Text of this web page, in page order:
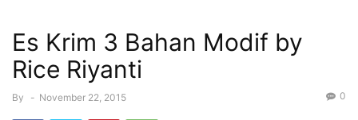
Es Krim 3 Bahan Modif by
Rice Riyanti
By - November 22, 2015 0